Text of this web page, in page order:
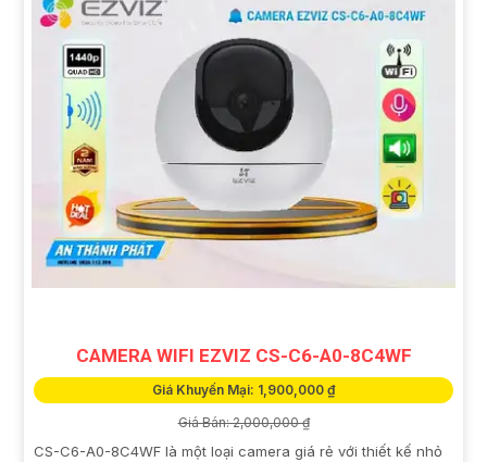
CAMERA WIFI EZVIZ CS-C6-A0-8C4WF
Giá Khuyến Mại: 1,900,000 ₫
Giá Bán: 2,000,000 ₫
CS-C6-A0-8C4WF là một loại camera giá rẻ với thiết kế nhỏ